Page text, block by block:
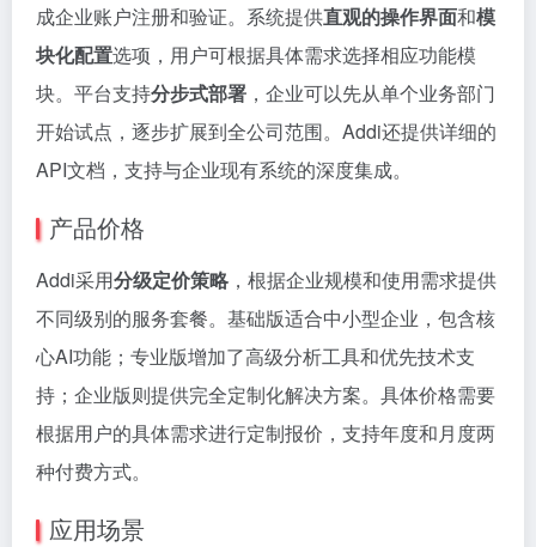
成企业账户注册和验证。系统提供直观的操作界面和模
块化配置选项，用户可根据具体需求选择相应功能模
块。平台支持分步式部署 ，企业可以先从单个业务部门
开始试点，逐步扩展到全公司范围。Addi还提供详细的
API文档，支持与企业现有系统的深度集成。
产品价格
Addi采用分级定价策略 ，根据企业规模和使用需求提供
不同级别的服务套餐。基础版适合中小型企业，包含核
心AI功能；专业版增加了高级分析工具和优先技术支
持；企业版则提供完全定制化解决方案。具体价格需要
根据用户的具体需求进行定制报价，支持年度和月度两
种付费方式。
应用场景